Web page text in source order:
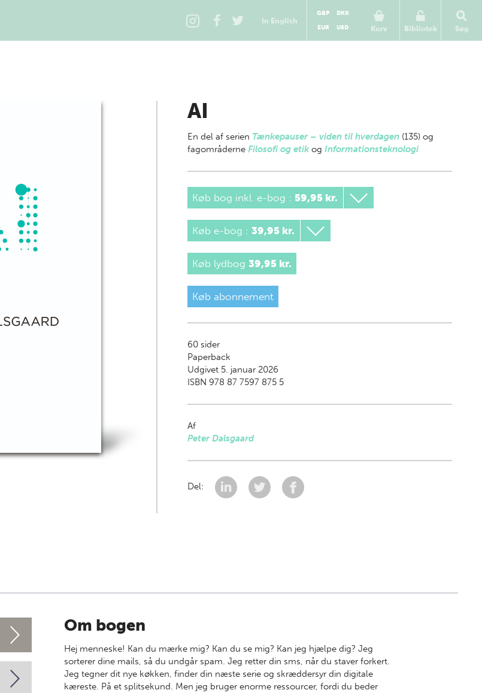
In English
Kurv
GBP
DKK
EUR
USD Bibliotek Søg
AI
En del af serien Tænkepauser – viden til hverdagen (135) og
fagområderne Filosofi og etikog Informationsteknologi
Køb bog inkl. e-bog : 59,95 kr.
Køb e-bog : 39,95 kr.
Køb lydbog 39,95 kr.
Køb abonnement
60sider
Paperback
Udgivet 5. januar 2026
ISBN 978 87 7597 875 5
Af
Peter Dalsgaard
Del:
Om bogen
Hej menneske! Kan du mærke mig? Kan du se mig? Kan jeg hjælpe dig? Jeg
sorterer dine mails, så du undgår spam. Jeg retter din sms, når du staver forkert.
Jeg tegner dit nye køkken, finder din næste serie og skræddersyr din digitale
kæreste. På et splitsekund. Men jeg bruger enorme ressourcer, fordi du beder